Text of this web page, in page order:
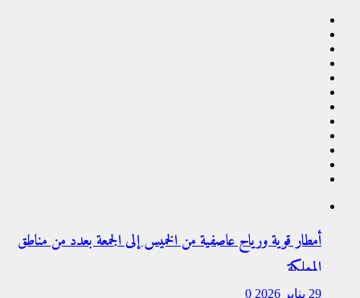
أمطار قوية ورياح عاصفية من الخميس إلى الجمعة بعدد من مناطق
المملكة
29 يناير 2026
0